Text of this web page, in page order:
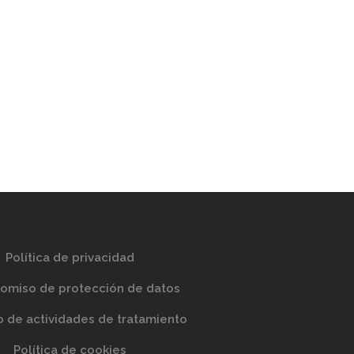
Política de privacidad
de protección de datos
de actividades de tratamiento
Política de cookies